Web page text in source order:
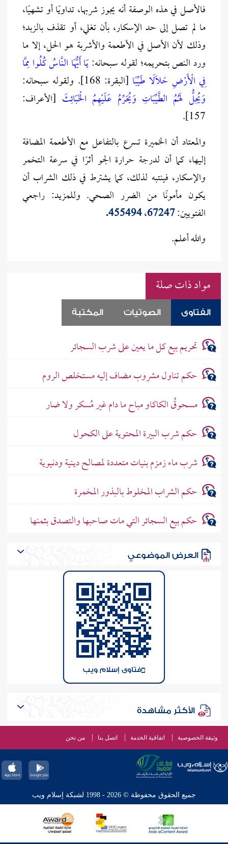
فالأصل في هذه الوصفة أنه يجوز شربها، تداويًا أو تشهيًا،
ما لم تصل إلى حد الإسكار، بأن تغلي، أو تقذف بالزبد؛
وذلك لأن الأصل في الأطعمة والأشربة هو الحل، إلا ما
ورد النص بتحريمه؛ لقوله سبحانه:يَا أَيُّهَا النَّاسُ كُلُوا مِمَّا
فِي الْأَرْضِ حَلَالًا طَيِّبًا [البقرة: 168]. ولقوله سبحانه:
وَيُحِلُّ لَهُمُ الطَّيِّبَاتِ وَيُحَرِّمُ عَلَيْهِمُ الْخَبَائِثَ [الأعراف:
157].
والمعتاد أن الخميرة تسرع بالتفاعل مع الأطعمة المضافة
إليها، كما أن لدرجة حرارة الجو أثرًا في سرعة التخمر
والإسكار، فينتبه لذلك، كما يشترط في ذلك الشراب أن
يكون مأمونًا من الضرر الصحي. وللمزيد: راجعي
الفتويين:67247،455494
.
والله أعلم.
مواد ذات صلة
الفتاوى الصوتيات المكتبة
تحريم بيع كل ما يعين على شرب السجائر
حكم تناول مشروب مضاف إليه مستخلص الروم
مسحوقُ الكاكاو مباح ما دام غير مُسكر ولا ضار
حكم شرب البيرة المحتوية على الكحول
شرب ماء زمزم بنيات متعددة لمصالح دينية ودنيوية
حكم الشراب المخلوط بالبذور المخمرة
حكم بيع السجائر التي مات صاحبها والتصدق بثمنها
العرض الموضوعي
فتاوى إسلام ويب
الأكثر مشاهدة
وثيقة الخصوصية اتفاقية الخدمة اتصل بنا من نحن
جميع الحقوق محفوظة © 2026 - 1998 لشبكة إسلام ويب